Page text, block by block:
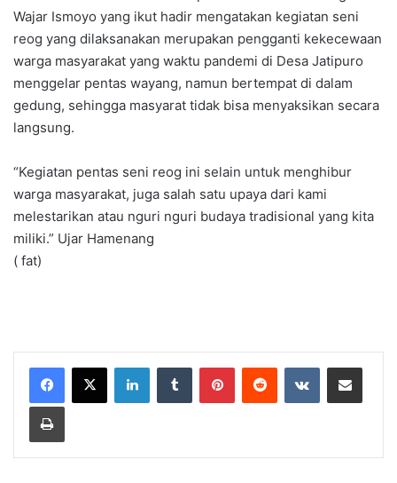
Wajar Ismoyo yang ikut hadir mengatakan kegiatan seni
reog yang dilaksanakan merupakan pengganti kekecewaan
warga masyarakat yang waktu pandemi di Desa Jatipuro
menggelar pentas wayang, namun bertempat di dalam
gedung, sehingga masyarat tidak bisa menyaksikan secara
langsung.
“Kegiatan pentas seni reog ini selain untuk menghibur
warga masyarakat, juga salah satu upaya dari kami
melestarikan atau nguri nguri budaya tradisional yang kita
miliki.” Ujar Hamenang
( fat)